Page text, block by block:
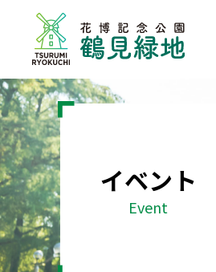
イベント
Event